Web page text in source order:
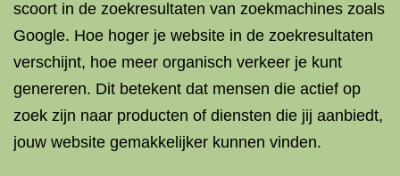
scoort in de zoekresultaten van zoekmachines zoals
Google. Hoe hoger je website in de zoekresultaten
verschijnt, hoe meer organisch verkeer je kunt
genereren. Dit betekent dat mensen die actief op
zoek zijn naar producten of diensten die jij aanbiedt,
jouw website gemakkelijker kunnen vinden.